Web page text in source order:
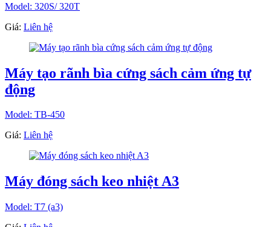
Model: 320S/ 320T
Giá: Liên hệ
Máy tạo rãnh bìa cứng sách cảm ứng tự
động
Model: TB-450
Giá: Liên hệ
Máy đóng sách keo nhiệt A3
Model: T7 (a3)